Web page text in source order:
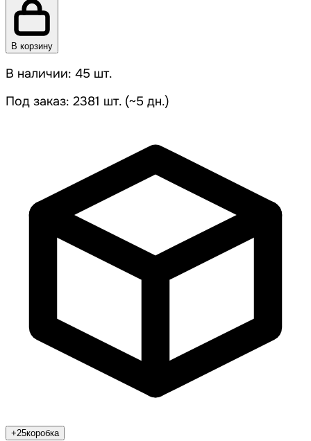
В корзину
В наличии: 45 шт.
Под заказ: 2381 шт. (~5 дн.)
+25коробка